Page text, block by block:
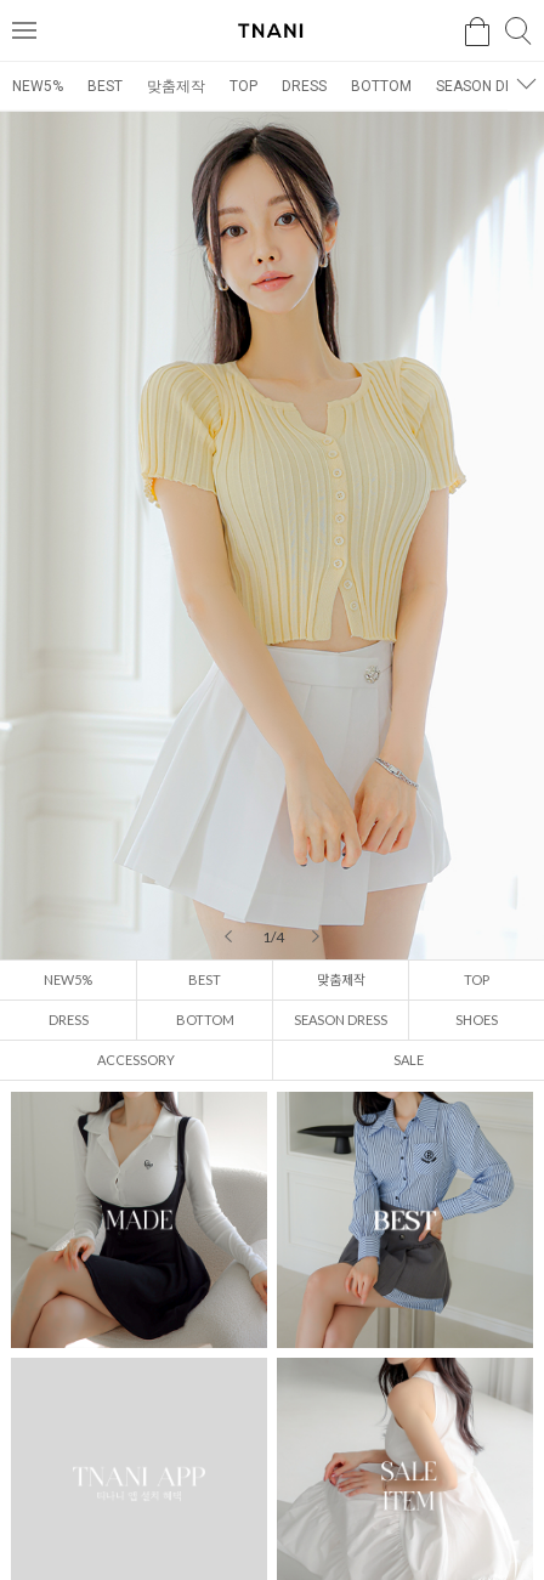
메
검색
NEW5% BEST 맞춤제작 TOP DRESS BOTTOM SEASON DRESS
2 / 4
NEW5% BEST 맞춤제작 TOP
DRESS BOTTOM SEASON DRESS SHOES
ACCESSORY SALE